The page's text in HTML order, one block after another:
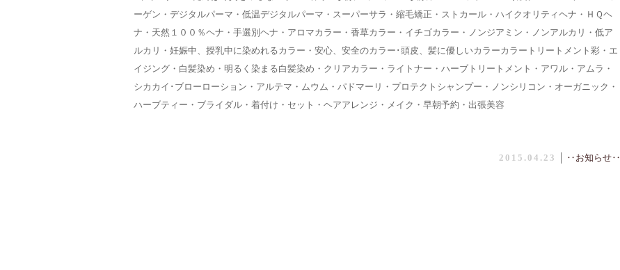
ーゲン・デジタルパーマ・低温デジタルパーマ・スーパーサラ・縮毛矯正・ストカール・ハイクオリティヘナ・ＨＱヘ
ナ・天然１００％ヘナ・手選別ヘナ・アロマカラー・香草カラー・イチゴカラー・ノンジアミン・ノンアルカリ・低ア
ルカリ・妊娠中、授乳中に染めれるカラー・安心、安全のカラー･頭皮、髪に優しいカラーカラートリートメント彩・エ
イジング・白髪染め・明るく染まる白髪染め・クリアカラー・ライトナー・ハーブトリートメント・アワル・アムラ・
シカカイ･ブローローション・アルテマ・ムウム・パドマーリ・プロテクトシャンプー・ノンシリコン・オーガニック・
ハーブティー・ブライダル・着付け・セット・ヘアアレンジ・メイク・早朝予約・出張美容
2015.04.23 ‥お知らせ‥